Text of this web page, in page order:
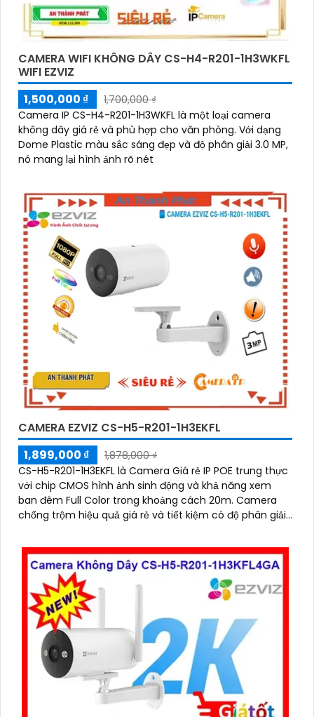
CAMERA WIFI KHÔNG DÂY CS-H4-R201-1H3WKFL
WIFI EZVIZ
1,500,000 ₫
1,700,000 ₫
Camera IP CS-H4-R201-1H3WKFL là một loại camera
không dây giá rẻ và phù hợp cho văn phòng. Với dạng
Dome Plastic màu sắc sáng đẹp và độ phân giải 3.0 MP,
nó mang lại hình ảnh rõ nét
CAMERA EZVIZ CS-H5-R201-1H3EKFL
1,899,000 ₫
1,878,000 ₫
CS-H5-R201-1H3EKFL là Camera Giá rẻ IP POE trung thực
với chip CMOS hình ảnh sinh động và khả năng xem
ban đêm Full Color trong khoảng cách 20m. Camera
chống trộm hiệu quả giá rẻ và tiết kiệm có độ phân giải